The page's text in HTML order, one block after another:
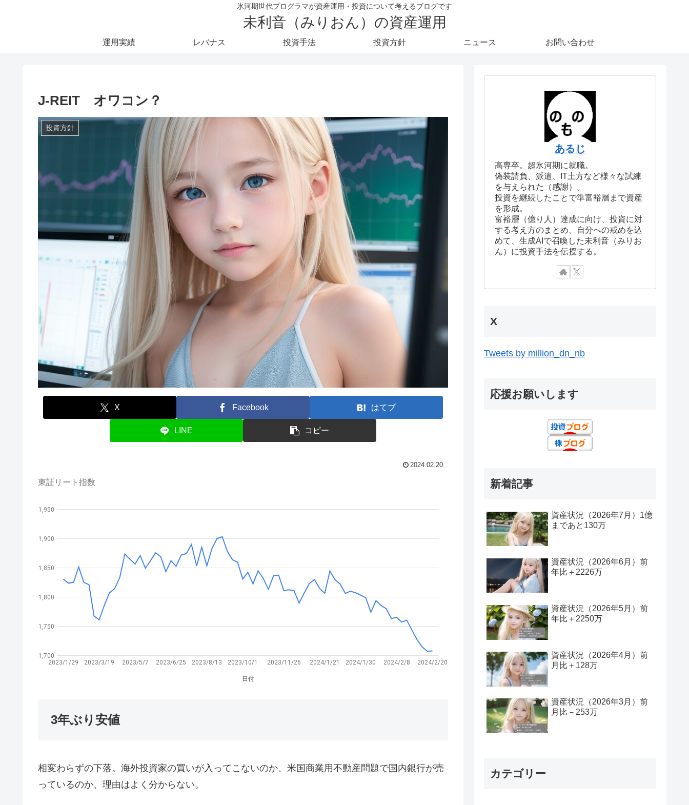
氷河期世代プログラマが資産運用・投資について考えるブログです
未利音（みりおん）の資産運用
運用実績 レバナス 投資手法 投資方針 ニュース お問い合わせ
J-REIT オワコン？
投資方針
X Facebook はてブ
LINE コピー
2024.02.20
東証リート指数
2023/1/29 2023/3/19 2023/5/7 2023/6/25 2023/8/13 2023/10/1 2023/11/26 2024/1/21 2024/1/30 2024/2/8 2024/2/20
日付
1,700
1,750
1,800
1,850
1,900
1,950
3年ぶり安値
相変わらずの下落。海外投資家の買いが入ってこないのか、米国商業用不動産問題で国内銀行が売
っているのか、理由はよく分からない。
あるじ
高専卒。超氷河期に就職。
偽装請負、派遣、IT土方など様々な試練
を与えられた（感謝）。
投資を継続したことで準富裕層まで資産
を形成。
富裕層（億り人）達成に向け、投資に対
する考え方のまとめ、自分への戒めを込
めて、生成AIで召喚した未利音（みりお
ん）に投資手法を伝授する。
X
Tweets by million_dn_nb
応援お願いします
新着記事
資産状況（2026年7月）1億
まであと130万
資産状況（2026年6月）前
年比＋2226万
資産状況（2026年5月）前
年比＋2250万
資産状況（2026年4月）前
月比＋128万
資産状況（2026年3月）前
月比－253万
カテゴリー